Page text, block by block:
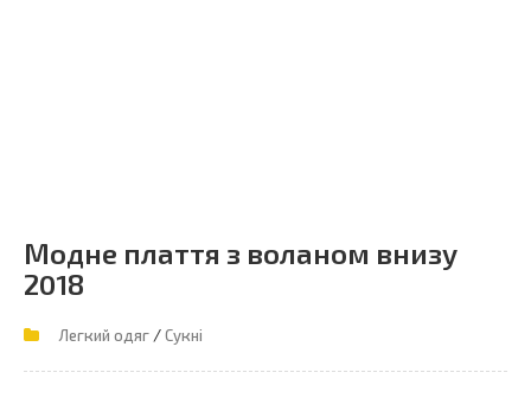
Модне плаття з воланом внизу
2018
Легкий одяг /Сукні